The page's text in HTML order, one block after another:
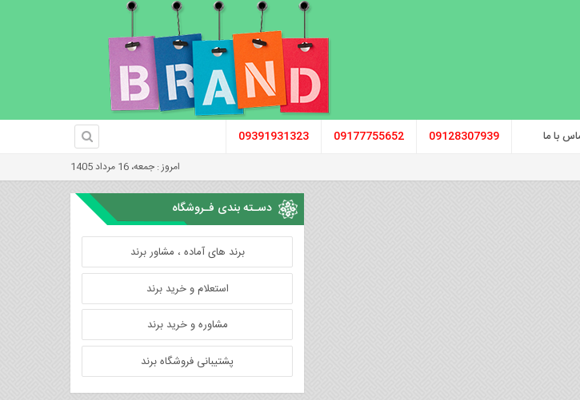
با ما 09128307939
09177755652
09391931323
امروز : جمعه، 16 مرداد 1405
دسـته بندی فـروشگاه
برند های آماده ، مشاور برند
استعلام و خرید برند
مشاوره و خرید برند
پشتیبانی فروشگاه برند